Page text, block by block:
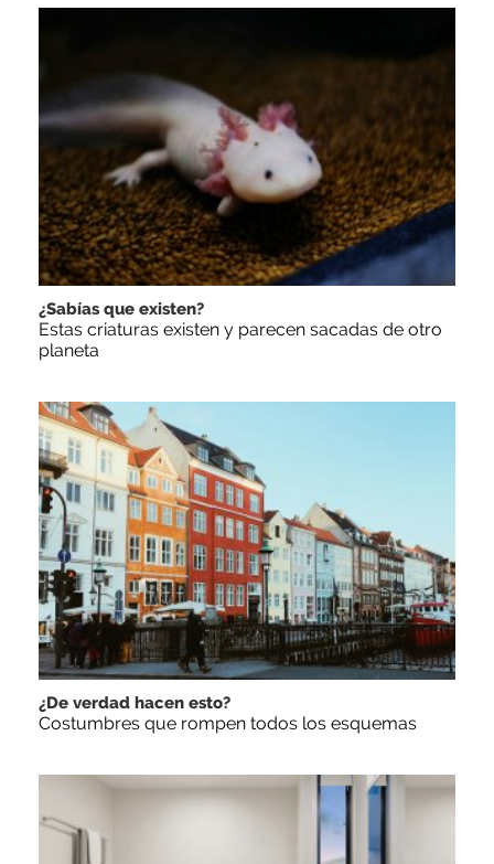
¿Sabías que existen?
Estas criaturas existen y parecen sacadas de otro
planeta
¿De verdad hacen esto?
Costumbres que rompen todos los esquemas